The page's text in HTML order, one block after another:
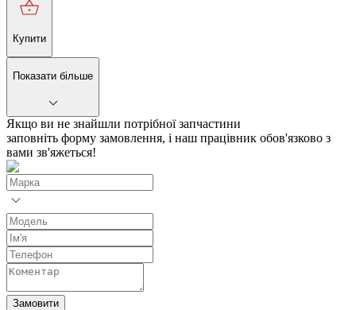
Купити
Показати більше
Якщо ви не знайшли потрібної запчастини
заповніть форму замовлення, і наш працівник обов'язково з
вами зв'яжеться!
Замовити